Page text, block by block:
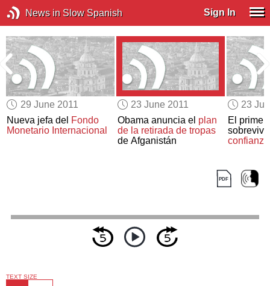
News in Slow Spanish Sign In
29 June 2011
Nueva jefa del Fondo
Monetario Internacional
23 June 2011
Obama anuncia el plan
de la retirada de tropas
de Afganistán
23
El primer
confianza
TEXT SIZE